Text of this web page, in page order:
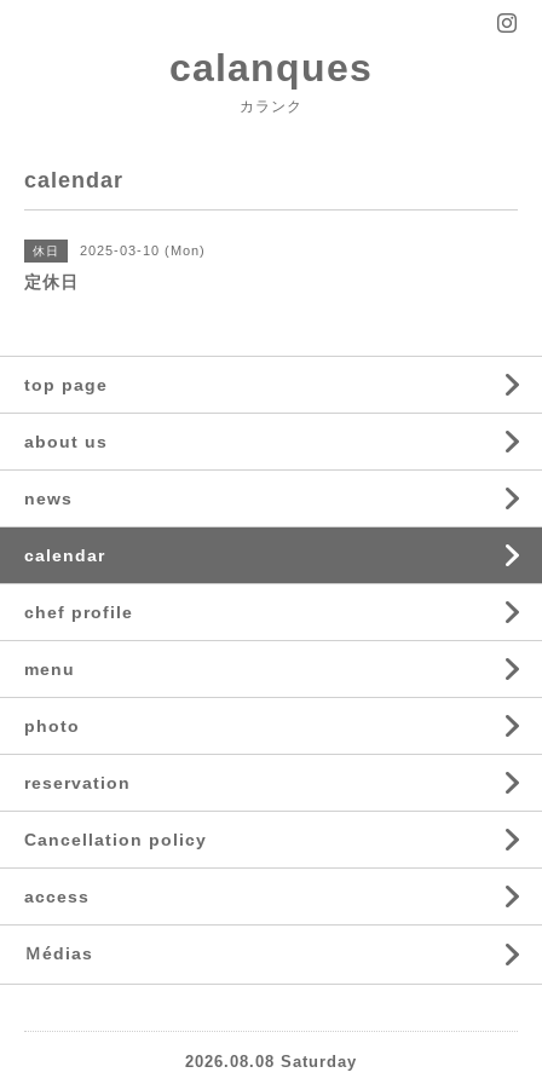
calanques
カランク
calendar
休日 2025-03-10 (Mon)
定休日
top page
about us
news
calendar
chef profile
menu
photo
reservation
Cancellation policy
access
Ｍédias
2026.08.08 Saturday